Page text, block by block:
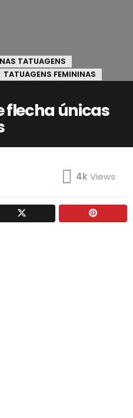
TATUAGENS
TATUAGENS FEMININAS
flecha únicas
4kViews